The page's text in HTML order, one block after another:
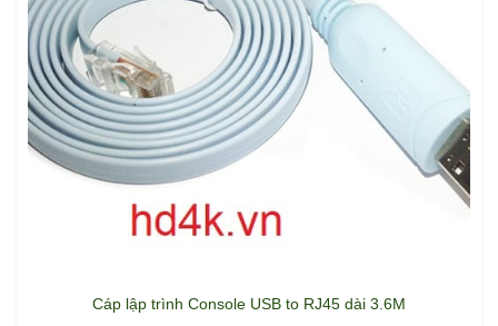
Cáp lập trình Console USB to RJ45 dài 3.6M